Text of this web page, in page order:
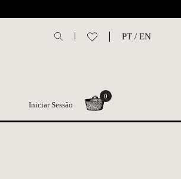
PT / EN
Iniciar Sessão
0